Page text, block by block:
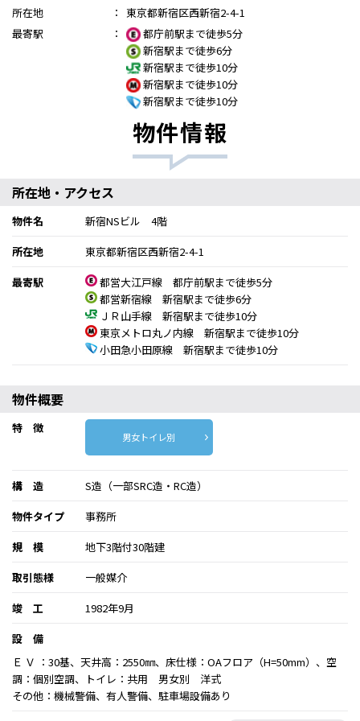
所在地
：
東京都新宿区西新宿2-4-1
最寄駅
：
都庁前駅まで徒歩5分
新宿駅まで徒歩6分
新宿駅まで徒歩10分
新宿駅まで徒歩10分
新宿駅まで徒歩10分
物件情報
所在地・アクセス
物件名
新宿NSビル 4階
所在地
東京都新宿区西新宿2-4-1
最寄駅
都営大江戸線 都庁前駅まで徒歩5分
都営新宿線 新宿駅まで徒歩6分
ＪＲ山手線 新宿駅まで徒歩10分
東京メトロ丸ノ内線 新宿駅まで徒歩10分
小田急小田原線 新宿駅まで徒歩10分
物件概要
特 徴
男女トイレ別
構 造
S造（一部SRC造・RC造）
物件タイプ
事務所
規 模
地下3階付30階建
取引態様
一般媒介
竣 工
1982年9月
設 備
Ｅ Ｖ ：30基、天井高：2550㎜、床仕様：OAフロア（H=50mm）、空
調：個別空調、トイレ：共用 男女別 洋式
その他：機械警備、有人警備、駐車場設備あり